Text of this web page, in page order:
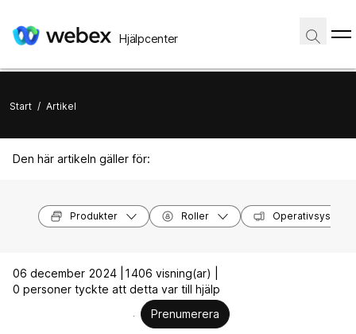
Hjälpcenter
Start / Artikel
Den här artikeln gäller för:
Produkter Roller Operativsystem
06 december 2024 |
1406 visning(ar) |
0 personer tyckte att detta var till hjälp
Prenumerera